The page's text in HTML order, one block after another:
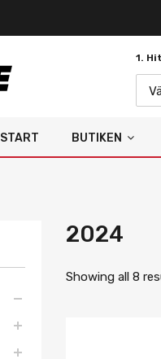
1.
START BUTIKEN
2024
Showing all 8